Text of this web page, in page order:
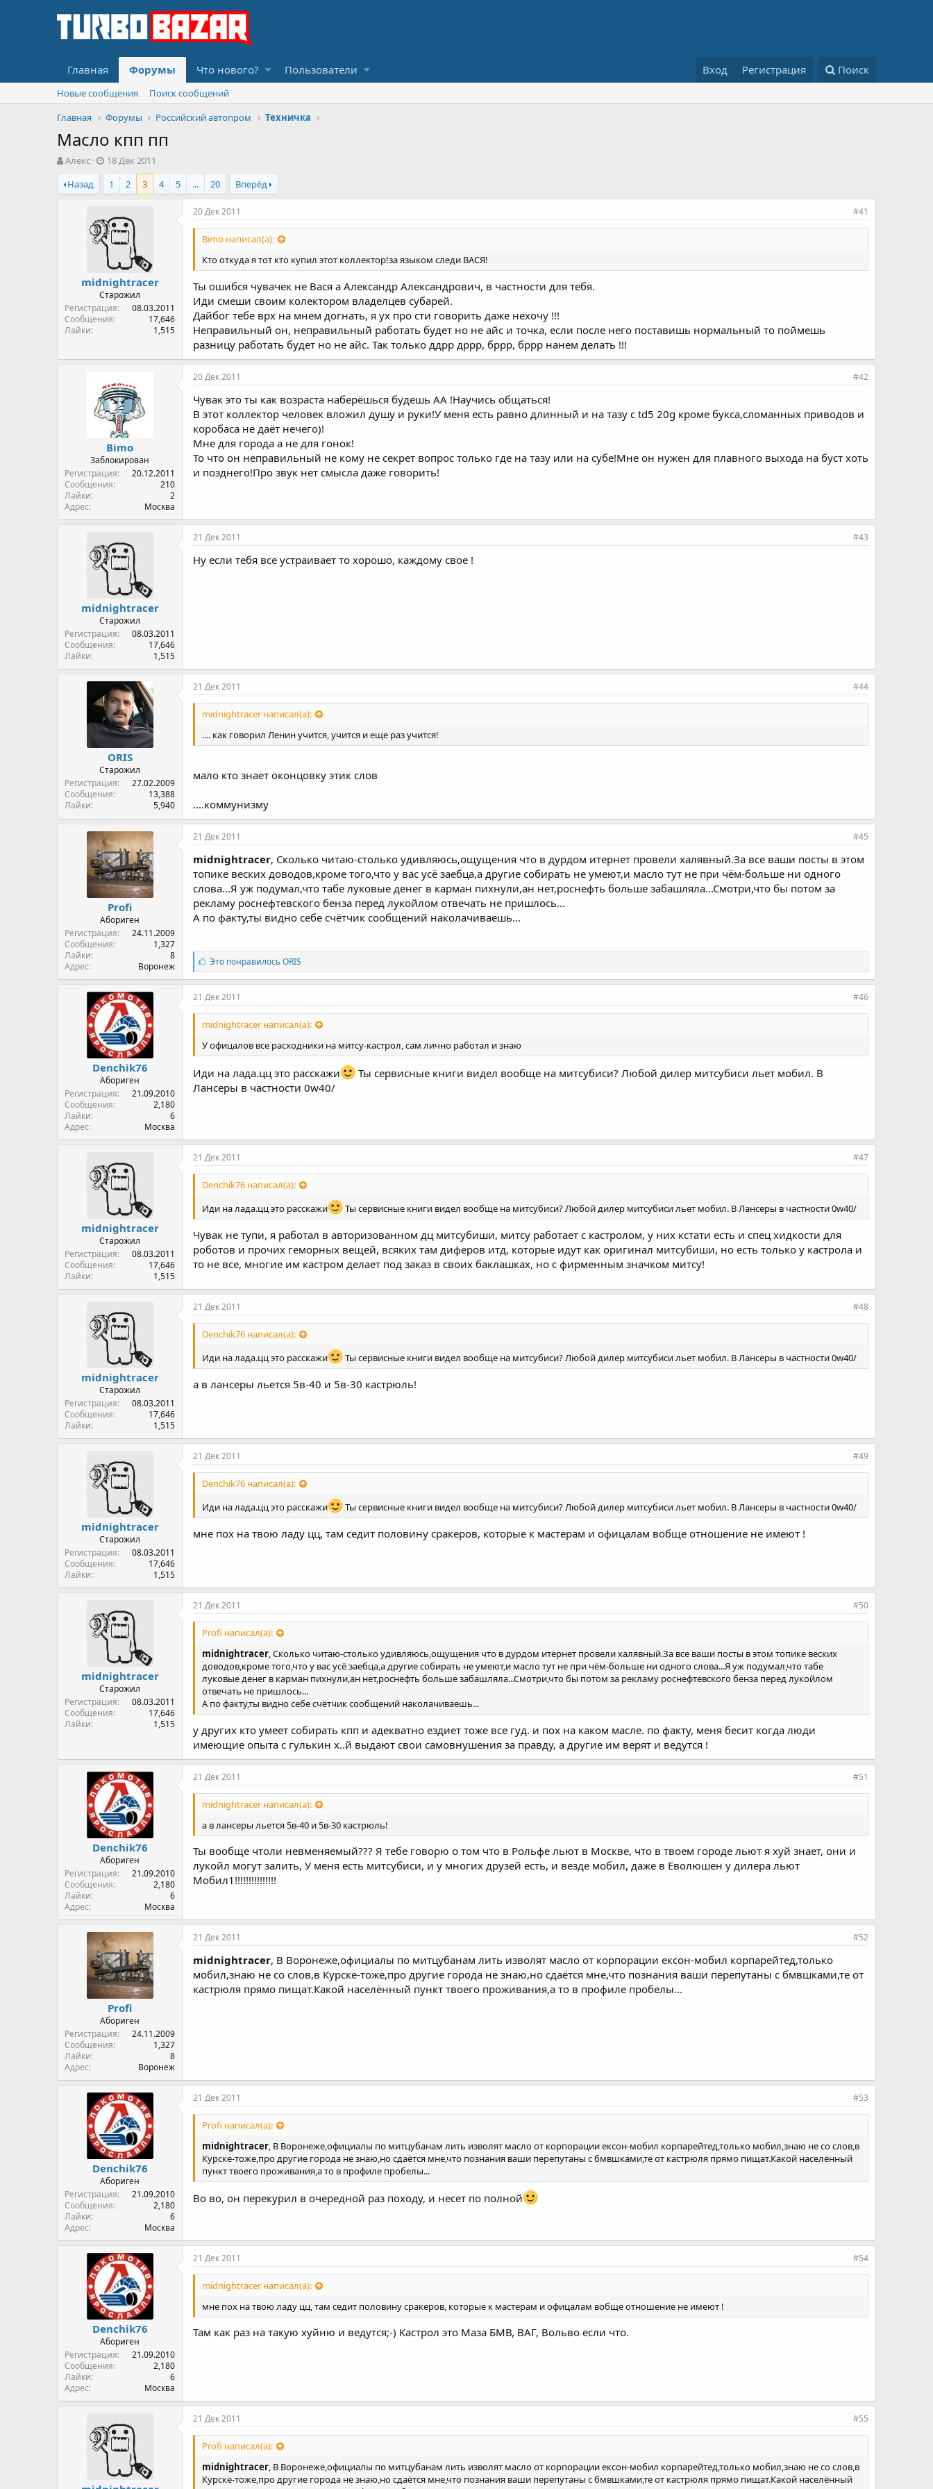
Главная Форумы Что нового? Пользователи Вход Регистрация Поиск
Новые сообщения
Поиск сообщений
Главная
Форумы Российский автопром Техничка
Масло кпп пп
А
в
т
о
Алекс
Д
а
т
а
а
ч
а
л
а
18 Дек 2011
Назад
1 2 3 4 5 ... 20 Вперёд
midnightracer
Старожил
Регистрация
08.03.2011
Сообщения
17,646
Лайки
1,515
20 Дек 2011 #41
Bimo написал(а):
Кто откуда я тот кто купил этот коллектор!за языком следи ВАСЯ!
Ты ошибся чувачек не Вася а Александр Александрович, в частности для тебя.
Иди смеши своим колектором владелцев субарей.
Дайбог тебе врх на мнем догнать, я ух про сти говорить даже нехочу !!!
Неправильный он, неправильный работать будет но не айс и точка, если после него поставишь нормальный то поймешь
разницу работать будет но не айс. Так только ддрр дррр, бррр, бррр нанем делать !!!
Bimo
Заблокирован
Регистрация
20.12.2011
Сообщения
210
Лайки
2
Адрес
Москва
20 Дек 2011 #42
Чувак это ты как возраста наберёшься будешь АА !Научись общаться!
В этот коллектор человек вложил душу и руки!У меня есть равно длинный и на тазу с td5 20g кроме букса,сломанных приводов и
коробаса не даёт нечего)!
Мне для города а не для гонок!
То что он неправильный не кому не секрет вопрос только где на тазу или на субе!Мне он нужен для плавного выхода на буст хоть
и позднего!Про звук нет смысла даже говорить!
midnightracer
Старожил
Регистрация
08.03.2011
Сообщения
17,646
Лайки
1,515
21 Дек 2011 #43
Ну если тебя все устраивает то хорошо, каждому свое !
ORIS
Старожил
Регистрация
27.02.2009
Сообщения
13,388
Лайки
5,940
21 Дек 2011 #44
midnightracer написал(а):
.... как говорил Ленин учится, учится и еще раз учится!
мало кто знает оконцовку этик слов
....коммунизму
Profi
Абориген
Регистрация
24.11.2009
Сообщения
1,327
Лайки
8
Адрес
Воронеж
21 Дек 2011 #45
midnightracer, Сколько читаю-столько удивляюсь,ощущения что в дурдом итернет провели халявный.За все ваши посты в этом
топике веских доводов,кроме того,что у вас усё заебца,а другие собирать не умеют,и масло тут не при чём-больше ни одного
слова...Я уж подумал,что табе луковые денег в карман пихнули,ан нет,роснефть больше забашляла...Смотри,что бы потом за
рекламу роснефтевского бенза перед лукойлом отвечать не пришлось...
А по факту,ты видно себе счётчик сообщений наколачиваешь...
Л
а
й
к
и
:
Это понравилосьORIS
Denchik76
Абориген
Регистрация
21.09.2010
Сообщения
2,180
Лайки
6
Адрес
Москва
21 Дек 2011 #46
midnightracer написал(а):
У офицалов все расходники на митсу-кастрол, сам лично работал и знаю
Иди на лада.цц это расскажи
Ты сервисные книги видел вообще на митсубиси? Любой дилер митсубиси льет мобил. В
Лансеры в частности 0w40/
midnightracer
Старожил
Регистрация
08.03.2011
Сообщения
17,646
Лайки
1,515
21 Дек 2011 #47
Denchik76 написал(а):
Иди на лада.цц это расскажи
Ты сервисные книги видел вообще на митсубиси? Любой дилер митсубиси льет мобил. В Лансеры в частности 0w40/
Чувак не тупи, я работал в авторизованном дц митсубиши, митсу работает с кастролом, у них кстати есть и спец хидкости для
роботов и прочих геморных вещей, всяких там диферов итд, которые идут как оригинал митсубиши, но есть только у кастрола и
то не все, многие им кастром делает под заказ в своих баклашках, но с фирменным значком митсу!
midnightracer
Старожил
Регистрация
08.03.2011
Сообщения
17,646
Лайки
1,515
21 Дек 2011 #48
Denchik76 написал(а):
Иди на лада.цц это расскажи
Ты сервисные книги видел вообще на митсубиси? Любой дилер митсубиси льет мобил. В Лансеры в частности 0w40/
а в лансеры льется 5в-40 и 5в-30 кастрюль!
midnightracer
Старожил
Регистрация
08.03.2011
Сообщения
17,646
Лайки
1,515
21 Дек 2011 #49
Denchik76 написал(а):
Иди на лада.цц это расскажи
Ты сервисные книги видел вообще на митсубиси? Любой дилер митсубиси льет мобил. В Лансеры в частности 0w40/
мне пох на твою ладу цц, там седит половину сракеров, которые к мастерам и офицалам вобще отношение не имеют !
midnightracer
Старожил
Регистрация
08.03.2011
Сообщения
17,646
Лайки
1,515
21 Дек 2011 #50
Profi написал(а):
midnightracer, Сколько читаю-столько удивляюсь,ощущения что в дурдом итернет провели халявный.За все ваши посты в этом топике веских
доводов,кроме того,что у вас усё заебца,а другие собирать не умеют,и масло тут не при чём-больше ни одного слова...Я уж подумал,что табе
луковые денег в карман пихнули,ан нет,роснефть больше забашляла...Смотри,что бы потом за рекламу роснефтевского бенза перед лукойлом
отвечать не пришлось...
А по факту,ты видно себе счётчик сообщений наколачиваешь...
у других кто умеет собирать кпп и адекватно ездиет тоже все гуд. и пох на каком масле. по факту, меня бесит когда люди
имеющие опыта с гулькин х..й выдают свои самовнушения за правду, а другие им верят и ведутся !
Denchik76
Абориген
Регистрация
21.09.2010
Сообщения
2,180
Лайки
6
Адрес
Москва
21 Дек 2011 #51
midnightracer написал(а):
а в лансеры льется 5в-40 и 5в-30 кастрюль!
Ты вообще чтоли невменяемый??? Я тебе говорю о том что в Рольфе льют в Москве, что в твоем городе льют я хуй знает, они и
лукойл могут залить, У меня есть митсубиси, и у многих друзей есть, и везде мобил, даже в Еволюшен у дилера льют
Мобил1!!!!!!!!!!!!!!!
Profi
Абориген
Регистрация
24.11.2009
Сообщения
1,327
Лайки
8
Адрес
Воронеж
21 Дек 2011 #52
midnightracer, В Воронеже,официалы по митцубанам лить изволят масло от корпорации ексон-мобил корпарейтед,только
мобил,знаю не со слов,в Курске-тоже,про другие города не знаю,но сдаётся мне,что познания ваши перепутаны с бмвшками,те от
кастрюля прямо пищат.Какой населённый пункт твоего проживания,а то в профиле пробелы...
Denchik76
Абориген
Регистрация
21.09.2010
Сообщения
2,180
Лайки
6
Адрес
Москва
21 Дек 2011 #53
Profi написал(а):
midnightracer, В Воронеже,официалы по митцубанам лить изволят масло от корпорации ексон-мобил корпарейтед,только мобил,знаю не со слов,в
Курске-тоже,про другие города не знаю,но сдаётся мне,что познания ваши перепутаны с бмвшками,те от кастрюля прямо пищат.Какой населённый
пункт твоего проживания,а то в профиле пробелы...
Во во, он перекурил в очередной раз походу, и несет по полной
Denchik76
Абориген
Регистрация
21.09.2010
Сообщения
2,180
Лайки
6
Адрес
Москва
21 Дек 2011 #54
midnightracer написал(а):
мне пох на твою ладу цц, там седит половину сракеров, которые к мастерам и офицалам вобще отношение не имеют !
Там как раз на такую хуйню и ведутся;-) Кастрол это Маза БМВ, ВАГ, Вольво если что.
21 Дек 2011 #55
Profi написал(а):
midnightracer, В Воронеже,официалы по митцубанам лить изволят масло от корпорации ексон-мобил корпарейтед,только мобил,знаю не со слов,в
Курске-тоже,про другие города не знаю,но сдаётся мне,что познания ваши перепутаны с бмвшками,те от кастрюля прямо пищат.Какой населённый